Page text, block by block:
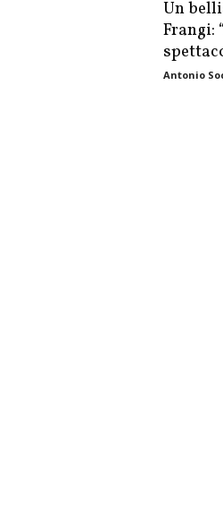
Un
Frangi:
Antonio